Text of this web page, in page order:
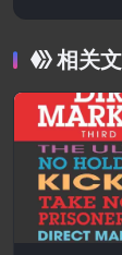
ct,
相关